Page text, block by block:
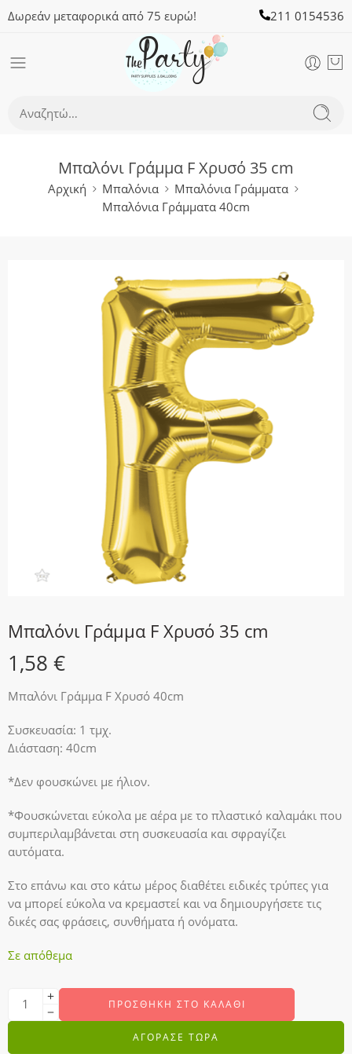
Δωρεάν μεταφορικά από 75 ευρώ! 211 0154536
Μπαλόνι Γράμμα F Χρυσό 35 cm
Αρχική Μπαλόνια
Μπαλόνια Γράμματα
Μπαλόνια Γράμματα 40cm
Μπαλόνι Γράμμα F Χρυσό 35 cm
1,58 €
Μπαλόνι Γράμμα F Χρυσό 40cm
Συσκευασία: 1 τμχ.
Διάσταση: 40cm
*Δεν φουσκώνει με ήλιον.
*Φουσκώνεται εύκολα με αέρα με το πλαστικό καλαμάκι που
συμπεριλαμβάνεται στη συσκευασία και σφραγίζει
αυτόματα.
Στο επάνω και στο κάτω μέρος διαθέτει ειδικές τρύπες για
να μπορεί εύκολα να κρεμαστεί και να δημιουργήσετε τις
δικές σας φράσεις, συνθήματα ή ονόματα.
Σε απόθεμα
ΠΡΟΣΘΉΚΗ ΣΤΟ ΚΑΛΆΘΙ
ΑΓΟΡΑΣΕ ΤΩΡΑ